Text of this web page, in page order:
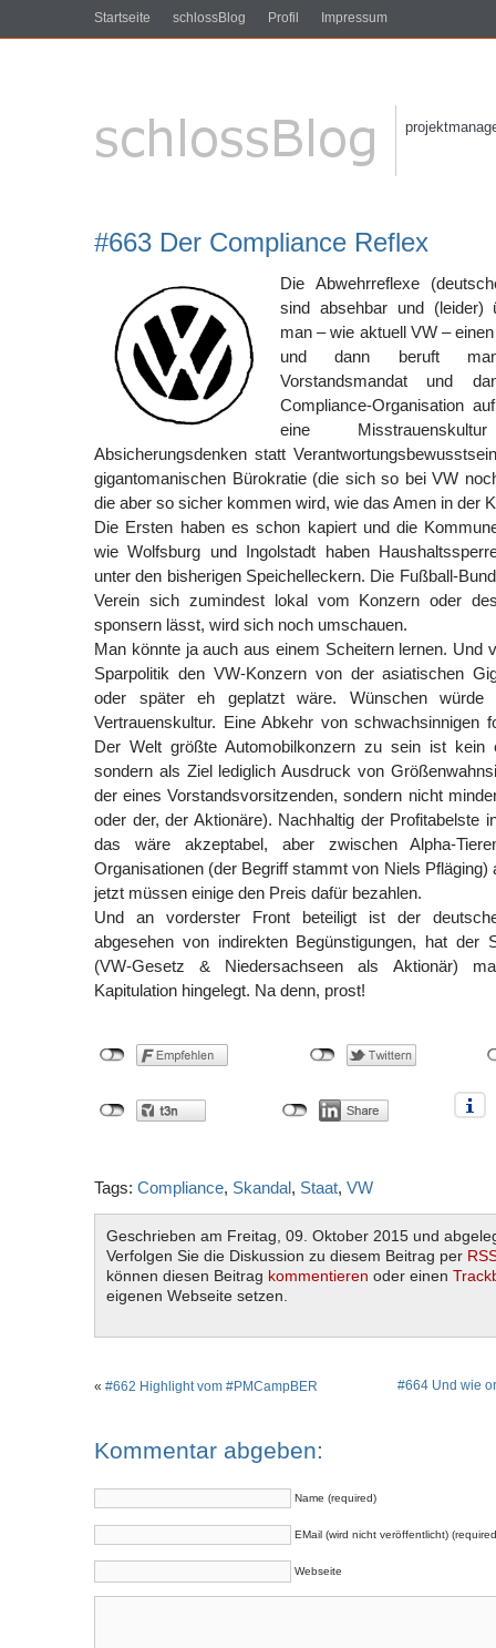
Startseite schlossBlog Profil Impressum
#663 Der Compliance Reflex
Die Abwehrreflexe
sind absehbar und (leider)
man – wie aktuell VW –
und dann beruft
Vorstandsmandat und
Compliance-Organisation
eine
Absicherungsdenken statt
gigantomanischen Bürokratie (die sich so bei VW
die aber so sicher kommen wird, wie das Amen in der
Die Ersten haben es schon kapiert und die
wie Wolfsburg und Ingolstadt haben
unter den bisherigen Speichelleckern. Die Fußball-
Verein sich zumindest lokal vom Konzern oder
sponsern lässt, wird sich noch umschauen.
Man könnte ja auch aus einem Scheitern lernen. Und
Sparpolitik den VW-Konzern von der asiatischen
oder später eh geplatzt wäre. Wünschen
Vertrauenskultur. Eine Abkehr von schwachsinnigen
Der Welt größte Automobilkonzern zu sein ist kein
sondern als Ziel lediglich Ausdruck von
der eines Vorstandsvorsitzenden, sondern nicht
oder der, der Aktionäre). Nachhaltig der Profitabelste
das wäre akzeptabel, aber zwischen Alpha-
Organisationen (der Begriff stammt von Niels Pfläging)
jetzt müssen einige den Preis dafür bezahlen.
Und an vorderster Front beteiligt ist der
abgesehen von indirekten Begünstigungen, hat der
(VW-Gesetz & Niedersachseen als Aktionär)
Kapitulation hingelegt. Na denn, prost!
Tags: Compliance, Skandal, Staat, VW
Geschrieben am Freitag, 09. Oktober 2015 und
Verfolgen Sie die Diskussion zu diesem Beitrag per
können diesen Beitrag kommentieren oder einen
eigenen Webseite setzen.
« #662 Highlight vom #PMCampBER #664 Und wie
Kommentar abgeben:
Name (required)
EMail (wird nicht veröffentlicht)
Webseite